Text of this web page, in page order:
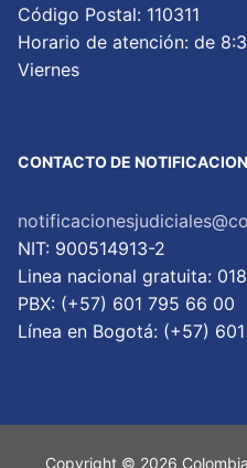
Código Postal: 110311
Horario de atención: de
Viernes
CONTACTO DE
NIT: 900514913-2
Linea nacional gratuita:
PBX: (+57) 601 795 66 00
Lí­nea en Bogotá: (+57)
Copyright © 2026